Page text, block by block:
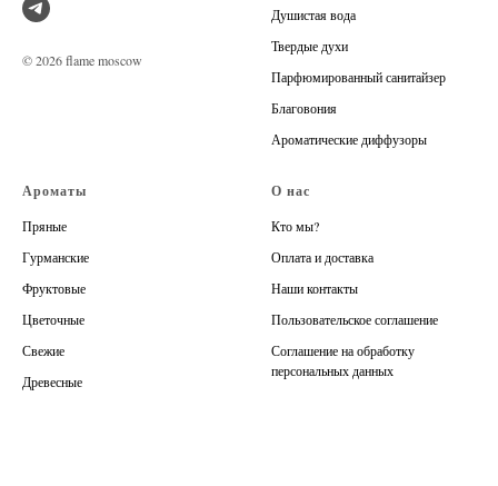
© 2026 flame moscow
Душистая вода
Твердые духи
Парфюмированный санитайзер
Благовония
Ароматические диффузоры
Ароматы
Пряные
Гурманские
Фруктовые
Цветочные
Свежие
Древесные
О нас
Кто мы?
Оплата и доставка
Наши контакты
Пользовательское соглашение
Соглашение на обработку
персональных данных